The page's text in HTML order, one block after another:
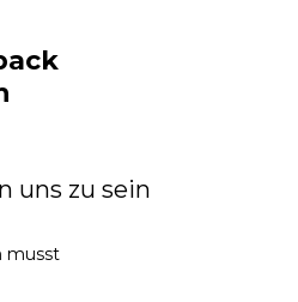
uns zu sein
musst